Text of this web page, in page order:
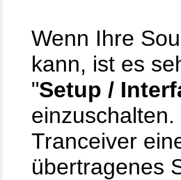
Wenn Ihre
kann, ist es
"Setup /
Tranceiver
übertragenes